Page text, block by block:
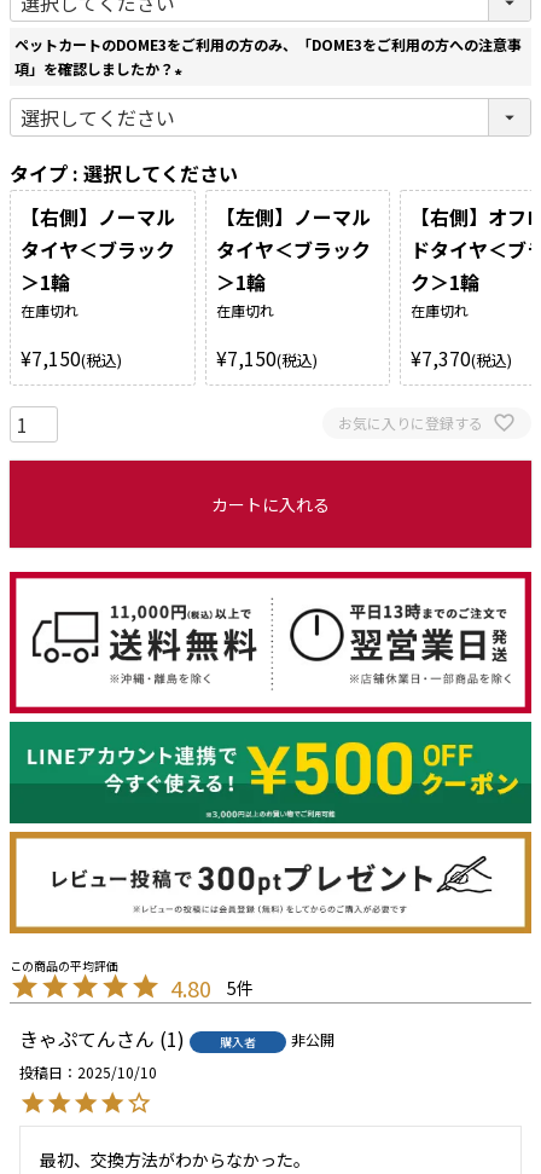
ペットカートのDOME3をご利用の方のみ、「DOME3をご利用の方への注意事
項」を確認しましたか？
(
)
タイプ 選択してください
【右側】ノーマル
タイヤ＜ブラック
＞1輪
在庫切れ
¥7,150 税込
【左側】ノーマル
タイヤ＜ブラック
＞1輪
在庫切れ
¥7,150 税込
【右側】オフ
ドタイヤ＜ブ
ク＞1輪
在庫切れ
¥7,370 税込
お気に入りに登録する
カートに入れる
4.80 5
きゃぷてん 1 購入者
非公開
投稿日
2025/10/10
最初、交換方法がわからなかった。